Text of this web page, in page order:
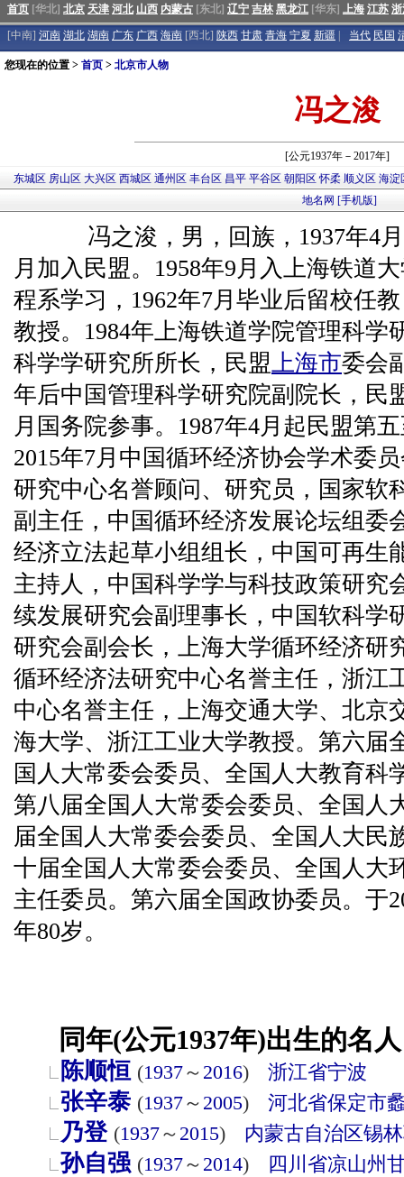
首页 [华北] 北京 天津 河北 山西 内蒙古 [东北] 辽宁 吉林 黑龙江 [华东] 上海 江苏
[中南] 河南 湖北 湖南 广东 广西 海南 [西北] 陕西 甘肃 青海 宁夏 新疆 当代 民国
您现在的位置 > 首页 > 北京市人物
冯之浚
[公元1937年－2017年]
东城区 房山区 大兴区 西城区 通州区 丰台区 昌平 平谷区 朝阳区 怀柔 顺义区 海淀
地名网 [手机版]
冯之浚，男，回族，1937年4
月加入民盟。1958年9月入上海铁道
程系学习，1962年7月毕业后留校任
教授。1984年上海铁道学院管理科学
科学学研究所所长，民盟上海市委会
年后中国管理科学研究院副院长，民
月国务院参事。1987年4月起民盟第
2015年7月中国循环经济协会学术委
研究中心名誉顾问、研究员，国家软
副主任，中国循环经济发展论坛组委
经济立法起草小组组长，中国可再生
主持人，中国科学学与科技政策研究
续发展研究会副理事长，中国软科学
研究会副会长，上海大学循环经济研
循环经济法研究中心名誉主任，浙江
中心名誉主任，上海交通大学、北京
海大学、浙江工业大学教授。第六届
国人大常委会委员、全国人大教育科
第八届全国人大常委会委员、全国人
届全国人大常委会委员、全国人大民
十届全国人大常委会委员、全国人大
主任委员。第六届全国政协委员。于
年80岁。
同年(公元1937年)出生的名
陈顺恒 (1937～ 2016) 浙江省宁波
张辛泰 (1937～ 2005) 河北省保定市
乃登 (1937～ 2015) 内蒙古自治区锡
孙自强 (1937～ 2014) 四川省凉山州